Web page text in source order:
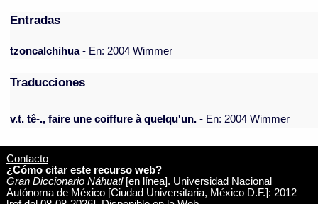
Entradas
tzoncalchihua- En: 2004 Wimmer
Traducciones
v.t. tê-., faire une coiffure à quelqu'un. - En: 2004 Wimmer
Contacto
¿Cómo citar este recurso web?
Gran Diccionario Náhuatl[en línea]. Universidad Nacional
Autónoma de México [Ciudad Universitaria, México D.F.]: 2012